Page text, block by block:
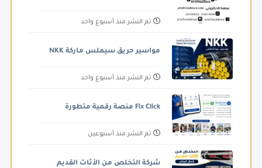
تم النشر منذ أسبوع واحد
مواسير حريق سيملس ماركة NKK
تم النشر منذ أسبوع واحد
Fix Click منصة رقمية متطورة
تم النشر منذ أسبوعين
شركة التخلص من الأثاث القديم